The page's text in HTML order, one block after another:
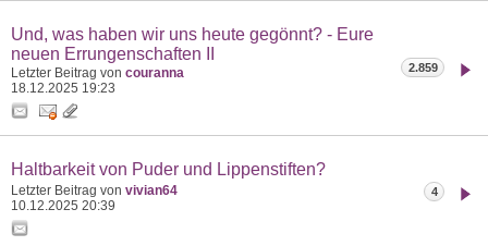
Und, was haben wir uns heute gegönnt? - Eure
neuen Errungenschaften II
Letzter Beitrag von couranna
18.12.2025 19:23
2.859
Haltbarkeit von Puder und Lippenstiften?
Letzter Beitrag von vivian64
10.12.2025 20:39
4